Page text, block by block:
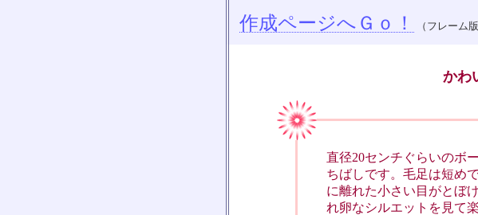
作成ページへＧｏ！ （フレーム版
かわ
直径20センチぐらいのボ
ちばしです。毛足は短め
に離れた小さい目がとぼ
れ卵なシルエットを見て